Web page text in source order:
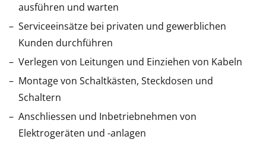
ausführen und warten
Serviceeinsätze bei privaten und gewerblichen
Kunden durchführen
Verlegen von Leitungen und Einziehen von Kabeln
Montage von Schaltkästen, Steckdosen und
Schaltern
Anschliessen und Inbetriebnehmen von
Elektrogeräten und -anlagen